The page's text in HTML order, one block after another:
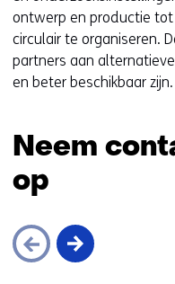
ontwerp en productie
circulair te organiseren.
partners aan
en beter beschikbaar zijn.
Neem
op